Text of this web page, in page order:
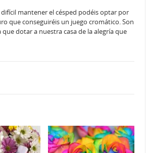
mantener el césped podéis optar por
que conseguiréis un juego cromático. Son
dotar a nuestra casa de la alegría que